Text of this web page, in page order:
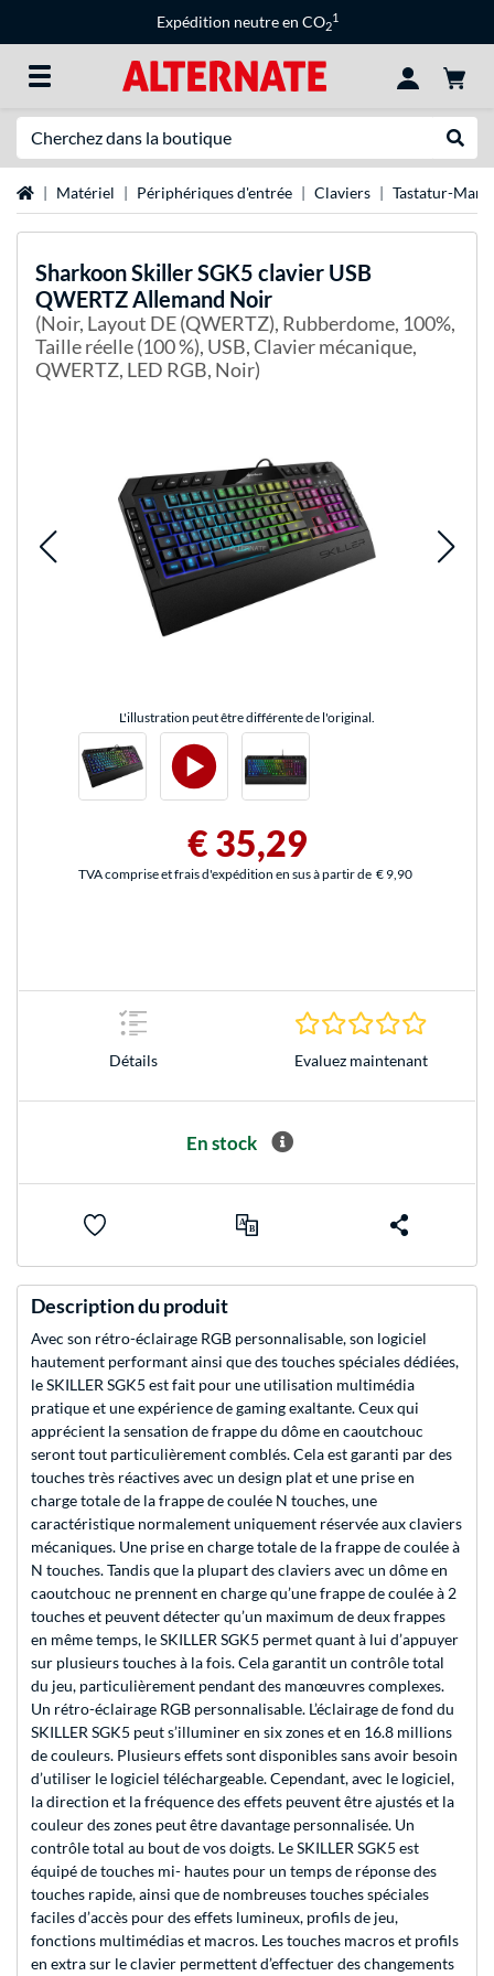
Expédition neutre en CO2
1
Page d'accueil
Matériel Périphériques d'entrée Claviers Tastatur-
SharkoonSkiller SGK5 clavier USB
QWERTZ Allemand Noir
(Noir, Layout DE (QWERTZ), Rubberdome, 100%,
Taille réelle (100 %), USB, Clavier mécanique,
QWERTZ, LED RGB, Noir)
L'illustration peut être différente de l'original.
€ 35,29
TVA comprise et frais d'expédition en sus à partir de € 9,90
Détails Evaluez maintenant
En stock
Description du produit
Avec son rétro-éclairage RGB personnalisable, son logiciel
hautement performant ainsi que des touches spéciales dédiées,
le SKILLER SGK5 est fait pour une utilisation multimédia
pratique et une expérience de gaming exaltante. Ceux qui
apprécient la sensation de frappe du dôme en caoutchouc
seront tout particulièrement comblés. Cela est garanti par des
touches très réactives avec un design plat et une prise en
charge totale de la frappe de coulée N touches, une
caractéristique normalement uniquement réservée aux claviers
mécaniques. Une prise en charge totale de la frappe de coulée à
N touches. Tandis que la plupart des claviers avec un dôme en
caoutchouc ne prennent en charge qu’une frappe de coulée à 2
touches et peuvent détecter qu’un maximum de deux frappes
en même temps, le SKILLER SGK5 permet quant à lui d’appuyer
sur plusieurs touches à la fois. Cela garantit un contrôle total
du jeu, particulièrement pendant des manœuvres complexes.
Un rétro-éclairage RGB personnalisable. L’éclairage de fond du
SKILLER SGK5 peut s’illuminer en six zones et en 16.8 millions
de couleurs. Plusieurs effets sont disponibles sans avoir besoin
d’utiliser le logiciel téléchargeable. Cependant, avec le logiciel,
la direction et la fréquence des effets peuvent être ajustés et la
couleur des zones peut être davantage personnalisée. Un
contrôle total au bout de vos doigts. Le SKILLER SGK5 est
équipé de touches mi- hautes pour un temps de réponse des
touches rapide, ainsi que de nombreuses touches spéciales
faciles d’accès pour des effets lumineux, profils de jeu,
fonctions multimédias et macros. Les touches macros et profils
en extra sur le clavier permettent d’effectuer des changements